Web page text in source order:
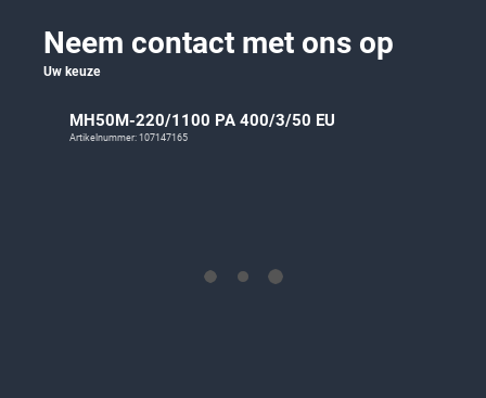
Neem contact met ons op
Uw keuze
MH50M-220/1100 PA 400/3/50 EU
Artikelnummer: 107147165